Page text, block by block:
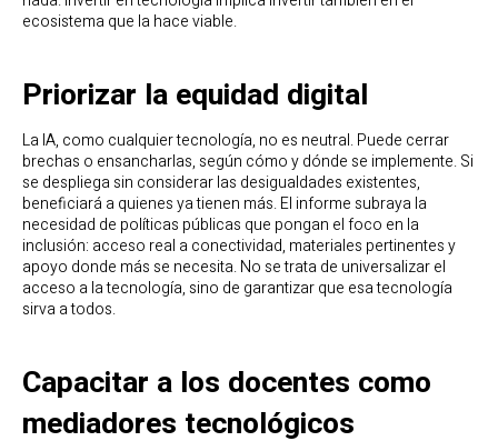
ecosistema que la hace viable.
Priorizar la equidad digital
La IA, como cualquier tecnología, no es neutral. Puede cerrar
brechas o ensancharlas, según cómo y dónde se implemente. Si
se despliega sin considerar las desigualdades existentes,
beneficiará a quienes ya tienen más. El informe subraya la
necesidad de políticas públicas que pongan el foco en la
inclusión: acceso real a conectividad, materiales pertinentes y
apoyo donde más se necesita. No se trata de universalizar el
acceso a la tecnología, sino de garantizar que esa tecnología
sirva a todos.
Capacitar a los docentes como
mediadores tecnológicos